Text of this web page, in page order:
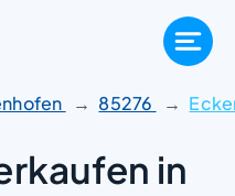
85276
in